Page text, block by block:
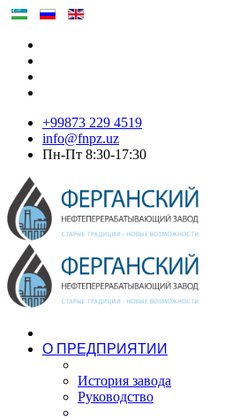
+99873 229 4519
info@fnpz.uz
Пн-Пт 8:30-17:30
О ПРЕДПРИЯТИИ
История завода
Руководство